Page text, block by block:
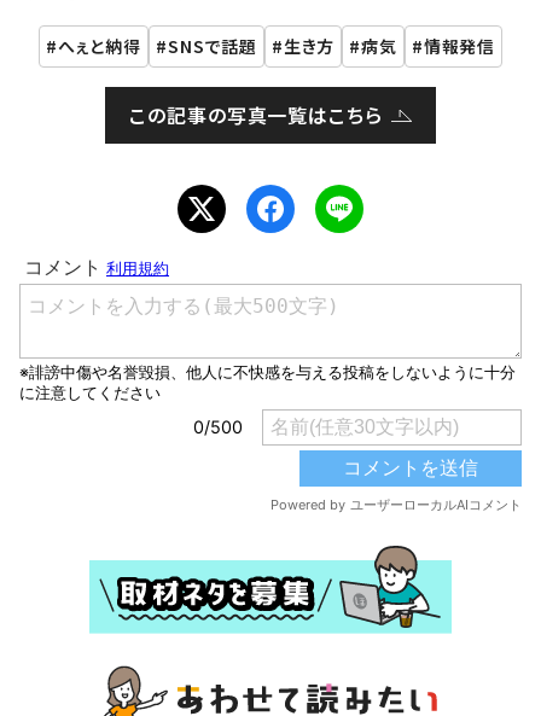
へぇと納得 SNSで話題 生き方 病気 情報発信
この記事の写真一覧はこちら